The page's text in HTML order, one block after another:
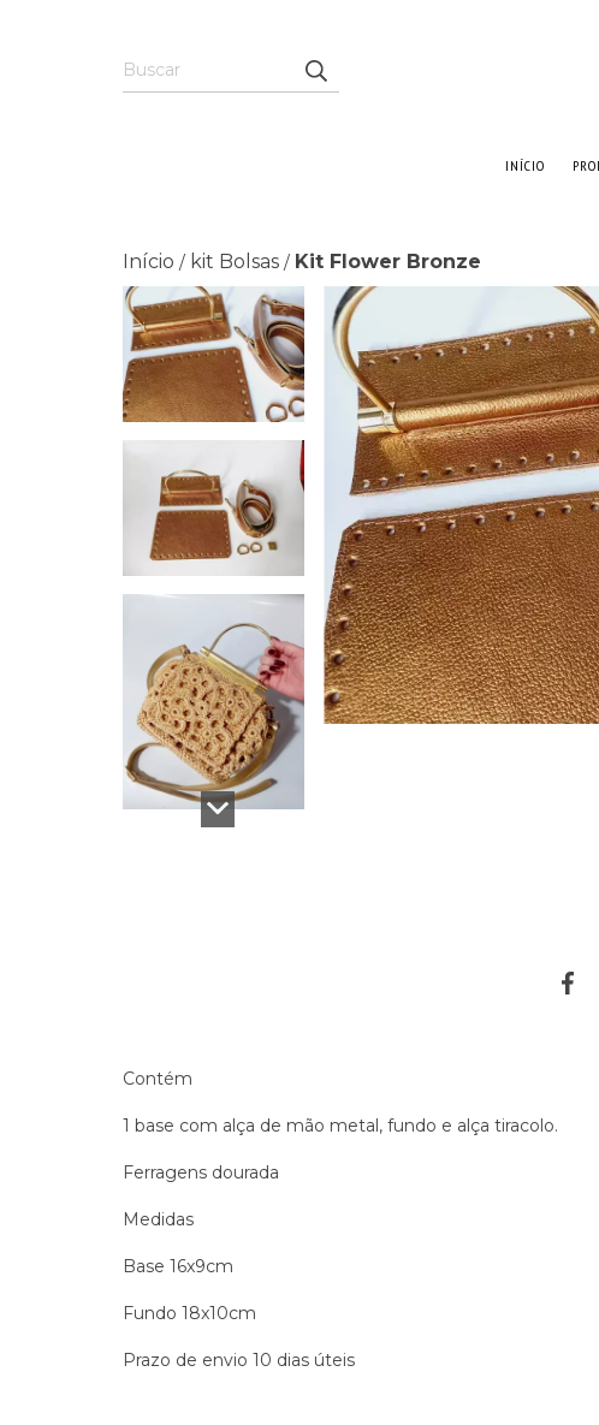
INÍCIO
Início / kit Bolsas / Kit Flower Bronze
Contém
1 base com alça de mão metal, fundo e alça tiracolo.
Ferragens dourada
Medidas
Base 16x9cm
Fundo 18x10cm
Prazo de envio 10 dias úteis